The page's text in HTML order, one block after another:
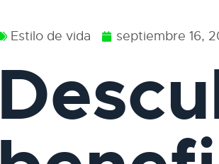
Estilo de vida septiembre 16,